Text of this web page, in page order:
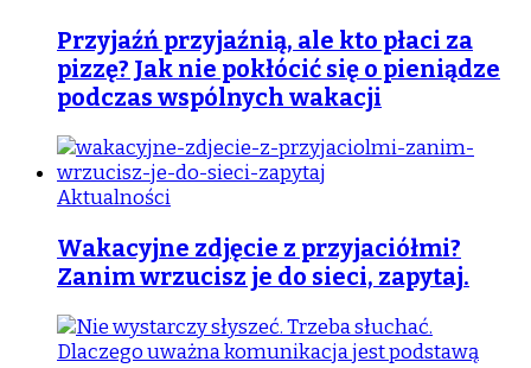
Przyjaźń przyjaźnią, ale kto płaci za
pizzę? Jak nie pokłócić się o pieniądze
podczas wspólnych wakacji
Aktualności
Wakacyjne zdjęcie z przyjaciółmi?
Zanim wrzucisz je do sieci, zapytaj.